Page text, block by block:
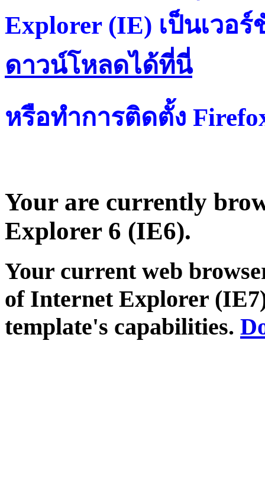
Explorer (IE) เป็นเวอ
ดาวน์โหลดได้ที่น
หรือทำการติดตั้ง
Your are currently
Explorer 6 (IE6).
Your current web
of Internet Explorer
template's capabilities.